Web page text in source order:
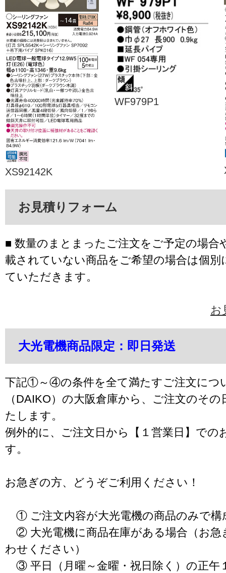
XS92142K
WF979P1
お見積りフォーム
■ 数量のまとまったご注文をご予定の場合
載されていない商品をご希望の場合は個別
ていただきます。
お
大光電機商品限定：即日発送
下記①～④の条件を全て満たすご注文につ
（DAIKO）の大阪倉庫から、ご注文のそ
たします。
例外的に、ご注文日から【１営業日】での
す。
お急ぎの方、どうぞご利用ください！
① ご注文内容が大光電機の商品のみで構
② 大光電機に商品在庫がある場合（お急
わせください）
③ 平日（月曜～金曜・祝日除く）の正午